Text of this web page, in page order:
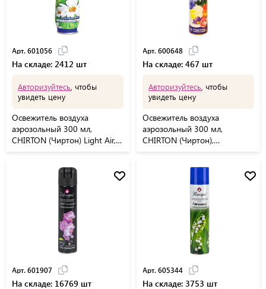
Арт. 601056
На складе: 2412 шт
Авторизуйтесь , чтобы
увидеть цену
Освежитель воздуха
аэрозольный 300 мл,
CHIRTON (Чиртон) Light Air,
Арт. 600648
На складе: 467 шт
Авторизуйтесь , чтобы
увидеть цену
Освежитель воздуха
аэрозольный 300 мл,
CHIRTON (Чиртон),
Арт. 601907
На складе: 16769 шт
Арт. 605344
На складе: 3753 шт